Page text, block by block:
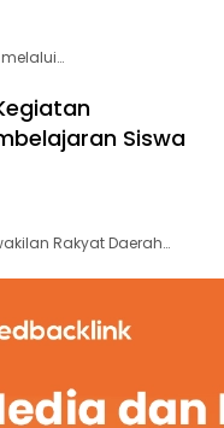
melalui…
Siswa
Rakyat Daerah…